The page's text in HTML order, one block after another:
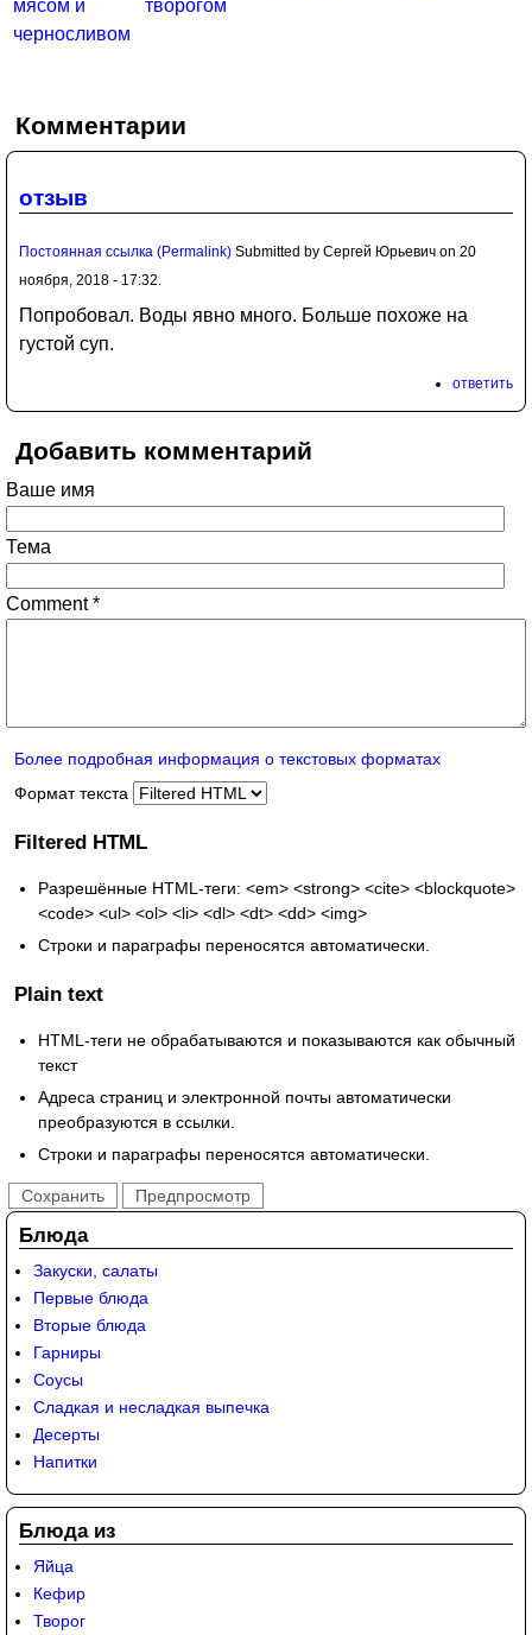
мясом и
черносливом
творогом
Комментарии
отзыв
Постоянная ссылка (Permalink) Submitted by Сергей Юрьевич on 20
ноября, 2018 - 17:32.
Попробовал. Воды явно много. Больше похоже на
густой суп.
ответить
Добавить комментарий
Ваше имя
Тема
Comment*
Более подробная информация о текстовых форматах
Формат текста
Filtered HTML
Разрешённые HTML-теги: <em> <strong> <cite> <blockquote>
<code> <ul> <ol> <li> <dl> <dt> <dd> <img>
Строки и параграфы переносятся автоматически.
Plain text
HTML-теги не обрабатываются и показываются как обычный
текст
Адреса страниц и электронной почты автоматически
преобразуются в ссылки.
Строки и параграфы переносятся автоматически.
Блюда
Закуски, салаты
Первые блюда
Вторые блюда
Гарниры
Соусы
Сладкая и несладкая выпечка
Десерты
Напитки
Блюда из
Яйца
Кефир
Творог